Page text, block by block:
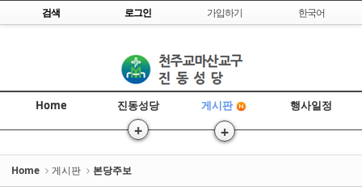
Skip to content
검색 로그인 가입하기 한국어
Home 진동성당
+
게시판
+
행사일정
Home 게시판 본당주보
Sketchbook5, 스케치북5
Sketchbook5, 스케치북5